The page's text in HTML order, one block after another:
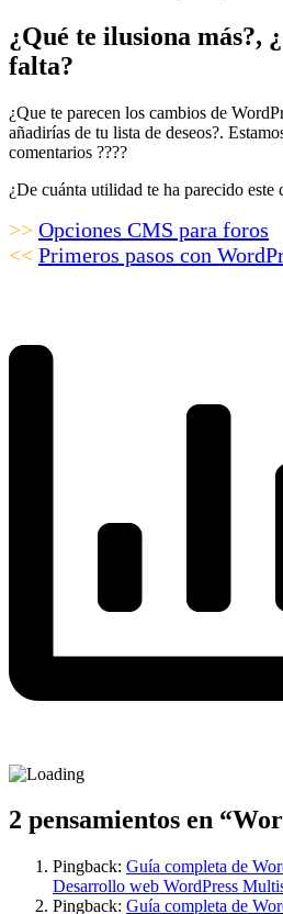
¿Qué te ilusiona más?,
falta?
¿Que te parecen los cambios de
añadirías de tu lista de deseos?.
comentarios ????
¿De cuánta utilidad te ha parecido este
>> Opciones CMS para foros
<< Primeros pasos con
2 pensamientos en “
Pingback: Guía completa de
Desarrollo web WordPress
Pingback: Guía completa de